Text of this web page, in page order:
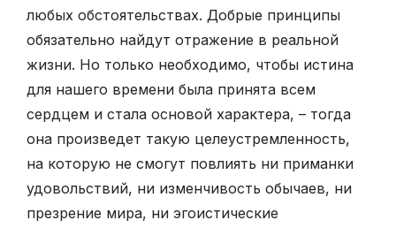
любых обстоятельствах. Добрые принципы
обязательно найдут отражение в реальной
жизни. Но только необходимо, чтобы истина
для нашего времени была принята всем
сердцем и стала основой характера, – тогда
она произведет такую целеустремленность,
на которую не смогут повлиять ни приманки
удовольствий, ни изменчивость обычаев, ни
презрение мира, ни эгоистические